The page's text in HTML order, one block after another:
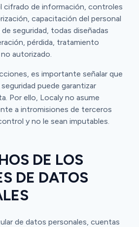
cifrado de información, controles
capacitación del personal
seguridad, todas diseñadas
pérdida, tratamiento
autorizado.
es importante señalar que
puede garantizar
Por ello, Localy no asume
a intromisiones de terceros
y no le sean imputables.
DE LOS
DE DATOS
de datos personales, cuentas